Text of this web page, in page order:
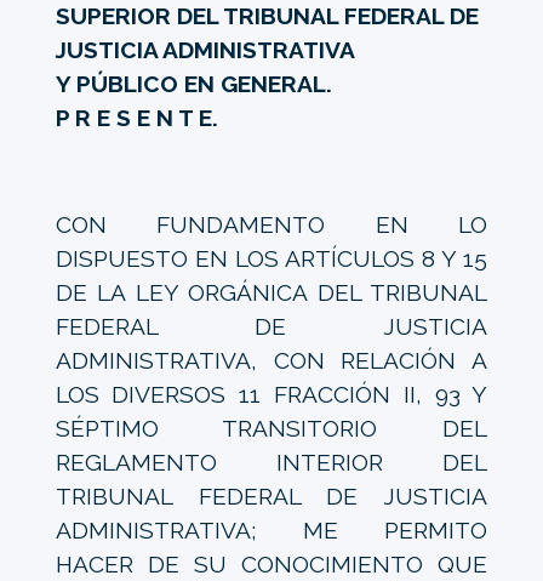
SUPERIOR DEL TRIBUNAL FEDERAL DE
JUSTICIA ADMINISTRATIVA
Y PÚBLICO EN GENERAL.
P R E S E N T E.
CON FUNDAMENTO EN LO
DISPUESTO EN LOS ARTÍCULOS 8 Y 15
DE LA LEY ORGÁNICA DEL TRIBUNAL
FEDERAL DE JUSTICIA
ADMINISTRATIVA, CON RELACIÓN A
LOS DIVERSOS 11 FRACCIÓN II, 93 Y
SÉPTIMO TRANSITORIO DEL
REGLAMENTO INTERIOR DEL
TRIBUNAL FEDERAL DE JUSTICIA
ADMINISTRATIVA; ME PERMITO
HACER DE SU CONOCIMIENTO QUE